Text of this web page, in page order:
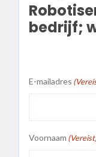
bedrijf;
E-mailadres
Voornaam